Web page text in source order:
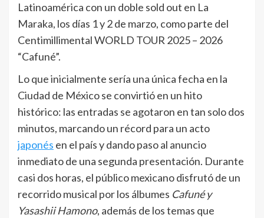
Latinoamérica con un doble sold out en La
Maraka, los días 1 y 2 de marzo, como parte del
Centimillimental WORLD TOUR 2025 – 2026
“Cafuné”.
Lo que inicialmente sería una única fecha en la
Ciudad de México se convirtió en un hito
histórico: las entradas se agotaron en tan solo dos
minutos, marcando un récord para un acto
japonés en el país y dando paso al anuncio
inmediato de una segunda presentación. Durante
casi dos horas, el público mexicano disfrutó de un
recorrido musical por los álbumes Cafuné y
Yasashii Hamono, además de los temas que